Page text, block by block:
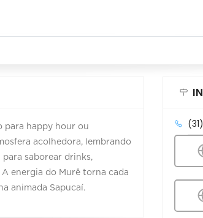
para happy hour ou
acolhedora, lembrando
saborear drinks,
energia do Murê torna cada
animada Sapucaí.